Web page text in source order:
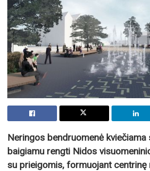
Neringos bendruomenė kviečiama
baigiamu rengti Nidos
su prieigomis, formuojant centrinę